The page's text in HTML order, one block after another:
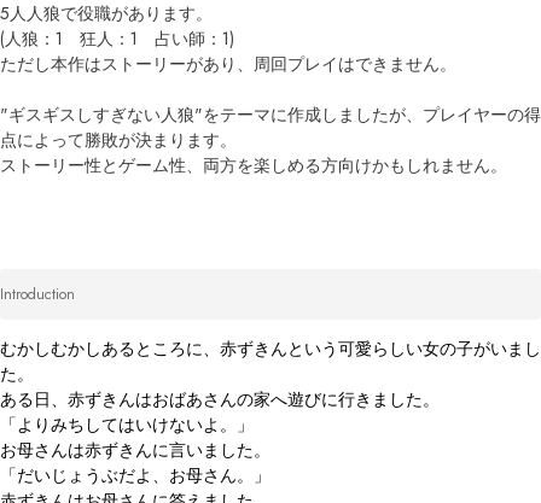
5人人狼で役職があります。
(人狼：1　狂人：1　占い師：1)
ただし本作はストーリーがあり、周回プレイはできません。
"ギスギスしすぎない人狼"をテーマに作成しましたが、プレイヤーの得
点によって勝敗が決まります。
ストーリー性とゲーム性、両方を楽しめる方向けかもしれません。
Introduction
むかしむかしあるところに、赤ずきんという可愛らしい女の子がいまし
た。
ある日、赤ずきんはおばあさんの家へ遊びに行きました。
「よりみちしてはいけないよ。」
お母さんは赤ずきんに言いました。
「だいじょうぶだよ、お母さん。」